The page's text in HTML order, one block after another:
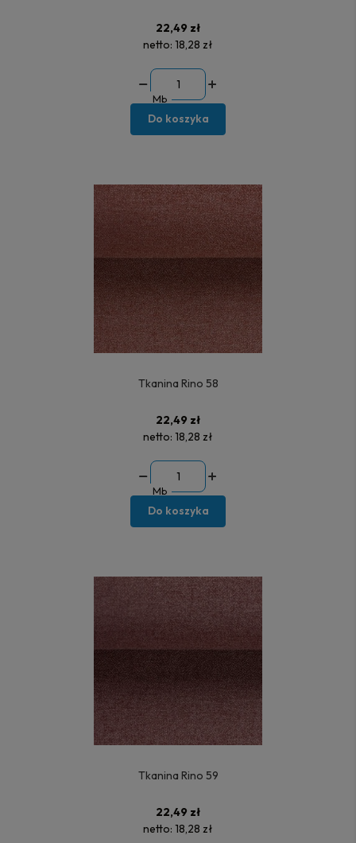
22,49 zł
netto: 18,28 zł
Mb
Do koszyka
Tkanina Rino 58
22,49 zł
netto: 18,28 zł
Mb
Do koszyka
Tkanina Rino 59
22,49 zł
netto: 18,28 zł